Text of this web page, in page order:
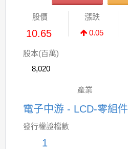
股價
10.65
漲跌
0.05
股本(百萬)
8,020
產業
電子中游 - LCD-零組件
發行權證檔數
1